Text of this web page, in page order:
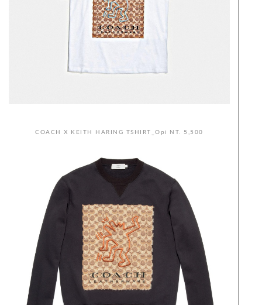
COACH X KEITH HARING TSHIRT_Opi NT. 5,500